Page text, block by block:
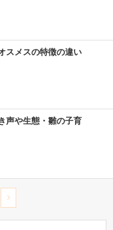
スメスの特徴の違い
声や生態・雛の子育